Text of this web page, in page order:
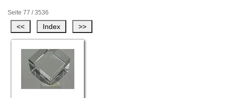
Seite 77 / 3536